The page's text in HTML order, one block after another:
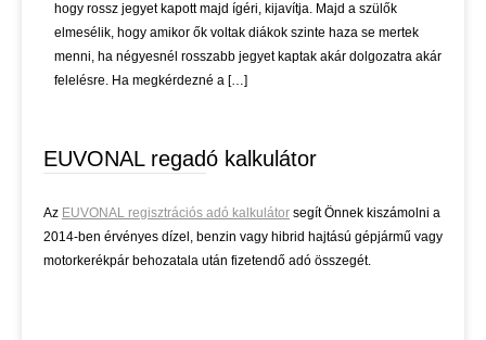
hogy rossz jegyet kapott majd ígéri, kijavítja. Majd a szülők
elmesélik, hogy amikor ők voltak diákok szinte haza se mertek
menni, ha négyesnél rosszabb jegyet kaptak akár dolgozatra akár
felelésre. Ha megkérdezné a […]
EUVONAL regadó kalkulátor
Az EUVONAL regisztrációs adó kalkulátor segít Önnek kiszámolni a
2014-ben érvényes dízel, benzin vagy hibrid hajtású gépjármű vagy
motorkerékpár behozatala után fizetendő adó összegét.